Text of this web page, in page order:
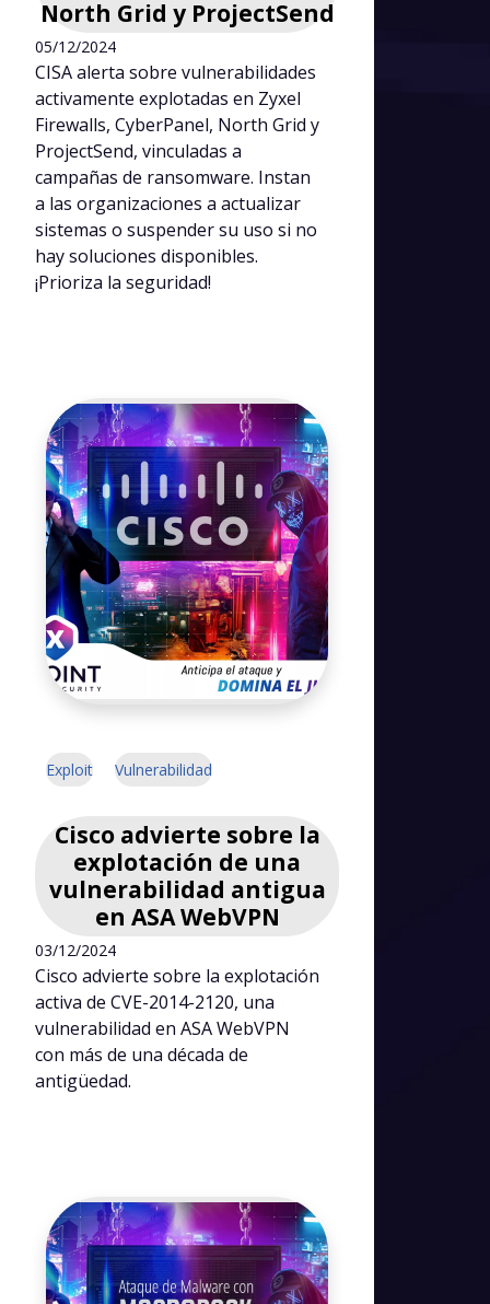
North Grid y ProjectSend
05/12/2024
CISA alerta sobre vulnerabilidades
activamente explotadas en Zyxel
Firewalls, CyberPanel, North Grid y
ProjectSend, vinculadas a
campañas de ransomware. Instan
a las organizaciones a actualizar
sistemas o suspender su uso si no
hay soluciones disponibles.
¡Prioriza la seguridad!
Exploit Vulnerabilidad
Cisco advierte sobre la
explotación de una
vulnerabilidad antigua
en ASA WebVPN
03/12/2024
Cisco advierte sobre la explotación
activa de CVE-2014-2120, una
vulnerabilidad en ASA WebVPN
con más de una década de
antigüedad.